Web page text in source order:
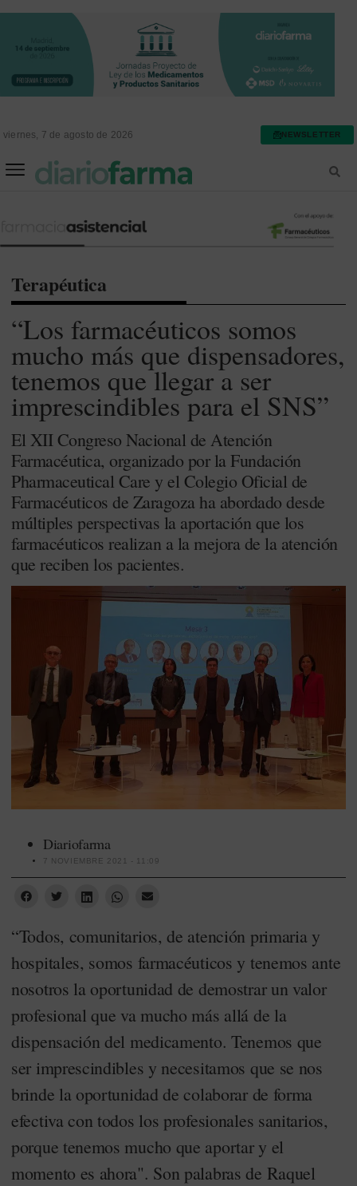
viernes, 7 de agosto de 2026 NEWSLETTER
Terapéutica
“Los farmacéuticos somos
mucho más que dispensadores,
tenemos que llegar a ser
imprescindibles para el SNS”
El XII Congreso Nacional de Atención
Farmacéutica, organizado por la Fundación
Pharmaceutical Care y el Colegio Oficial de
Farmacéuticos de Zaragoza ha abordado desde
múltiples perspectivas la aportación que los
farmacéuticos realizan a la mejora de la atención
que reciben los pacientes.
Diariofarma
7 NOVIEMBRE 2021 - 11:09
“Todos, comunitarios, de atención primaria y
hospitales, somos farmacéuticos y tenemos ante
nosotros la oportunidad de demostrar un valor
profesional que va mucho más allá de la
dispensación del medicamento. Tenemos que
ser imprescindibles y necesitamos que se nos
brinde la oportunidad de colaborar de forma
efectiva con todos los profesionales sanitarios,
porque tenemos mucho que aportar y el
momento es ahora". Son palabras de Raquel